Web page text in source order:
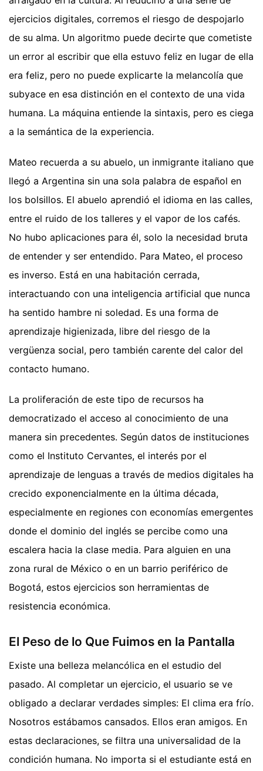
ejercicios digitales, corremos el riesgo de despojarlo
de su alma. Un algoritmo puede decirte que cometiste
un error al escribir que ella estuvo feliz en lugar de ella
era feliz, pero no puede explicarte la melancolía que
subyace en esa distinción en el contexto de una vida
humana. La máquina entiende la sintaxis, pero es ciega
a la semántica de la experiencia.
Mateo recuerda a su abuelo, un inmigrante italiano que
llegó a Argentina sin una sola palabra de español en
los bolsillos. El abuelo aprendió el idioma en las calles,
entre el ruido de los talleres y el vapor de los cafés.
No hubo aplicaciones para él, solo la necesidad bruta
de entender y ser entendido. Para Mateo, el proceso
es inverso. Está en una habitación cerrada,
interactuando con una inteligencia artificial que nunca
ha sentido hambre ni soledad. Es una forma de
aprendizaje higienizada, libre del riesgo de la
vergüenza social, pero también carente del calor del
contacto humano.
La proliferación de este tipo de recursos ha
democratizado el acceso al conocimiento de una
manera sin precedentes. Según datos de instituciones
como el Instituto Cervantes, el interés por el
aprendizaje de lenguas a través de medios digitales ha
crecido exponencialmente en la última década,
especialmente en regiones con economías emergentes
donde el dominio del inglés se percibe como una
escalera hacia la clase media. Para alguien en una
zona rural de México o en un barrio periférico de
Bogotá, estos ejercicios son herramientas de
resistencia económica.
El Peso de lo Que Fuimos en la Pantalla
Existe una belleza melancólica en el estudio del
pasado. Al completar un ejercicio, el usuario se ve
obligado a declarar verdades simples: El clima era frío.
Nosotros estábamos cansados. Ellos eran amigos. En
estas declaraciones, se filtra una universalidad de la
condición humana. No importa si el estudiante está en